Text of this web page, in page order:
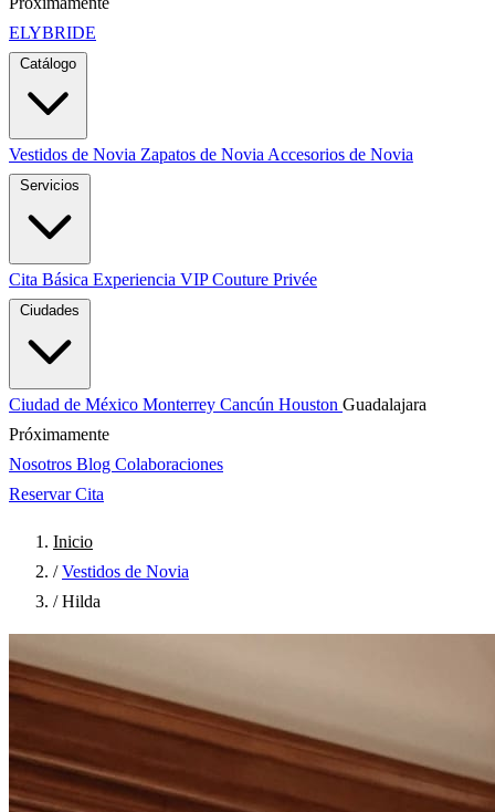
ELYBRIDE
Catálogo
Vestidos de Novia Zapatos de Novia Accesorios de Novia
Servicios
Cita Básica Experiencia VIPCouture Privée
Ciudades
Ciudad de México Monterrey Cancún Houston Guadalajara
Próximamente
Nosotros Blog Colaboraciones
Reservar Cita
Inicio
/ Vestidos de Novia
/ Hilda